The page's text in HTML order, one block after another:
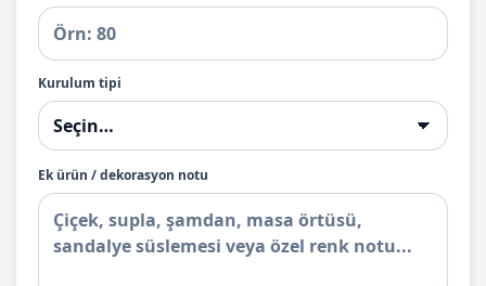
Kurulum tipi
Ek ürün / dekorasyon notu